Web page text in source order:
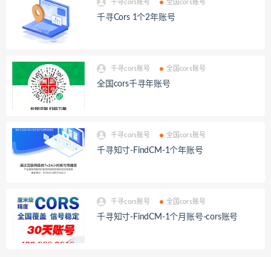
千寻cors账号 全国cors账号
千寻Cors 1个2年账号
千寻cors账号 全国cors账号
全国cors千寻年账号
千寻cors账号 全国cors账号
千寻知寸-FindCM-1个年账号
千寻cors账号 全国cors账号
千寻知寸-FindCM-1个月账号-cors账号